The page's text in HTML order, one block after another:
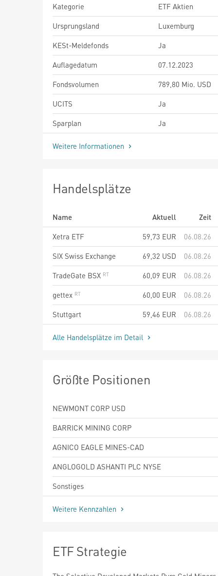
Kategorie
ETF Aktien
Ursprungsland
Luxemburg
KESt-Meldefonds
Ja
Auflagedatum
07.12.2023
Fondsvolumen
789,80 Mio. USD
UCITS
Ja
Sparplan
Ja
Weitere Informationen
Handelsplätze
Name Aktuell
Zeit
Xetra ETF
59,73 EUR
06.08.26
SIX Swiss Exchange
69,32 USD
06.08.26
TradeGate BSX
60,09 EUR
06.08.26
gettex
60,00 EUR
06.08.26
Stuttgart
59,46 EUR 06.08.26
Alle Handelsplätze im Detail
Größte Positionen
NEWMONT CORP USD
BARRICK MINING CORP
AGNICO EAGLE MINES-CAD
ANGLOGOLD ASHANTI PLC NYSE
Sonstiges
Weitere Kennzahlen
ETF Strategie